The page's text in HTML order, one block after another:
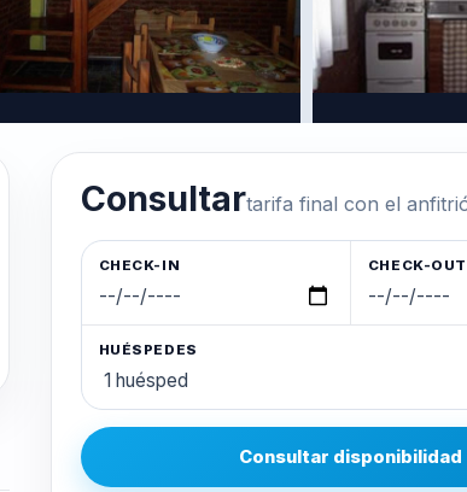
Consultartarifa final con el
CHECK-IN CHECK-OUT
HUÉSPEDES
Consultar disponibilidad